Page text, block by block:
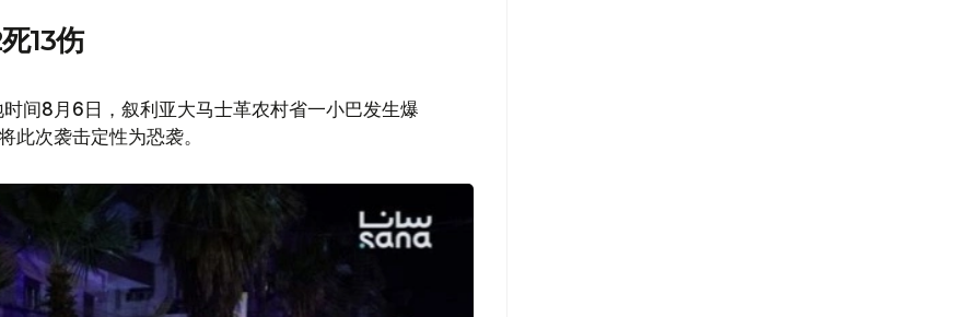
13伤
间8月6日，叙利亚大马士革农村省一小巴发生爆
此次袭击定性为恐袭。